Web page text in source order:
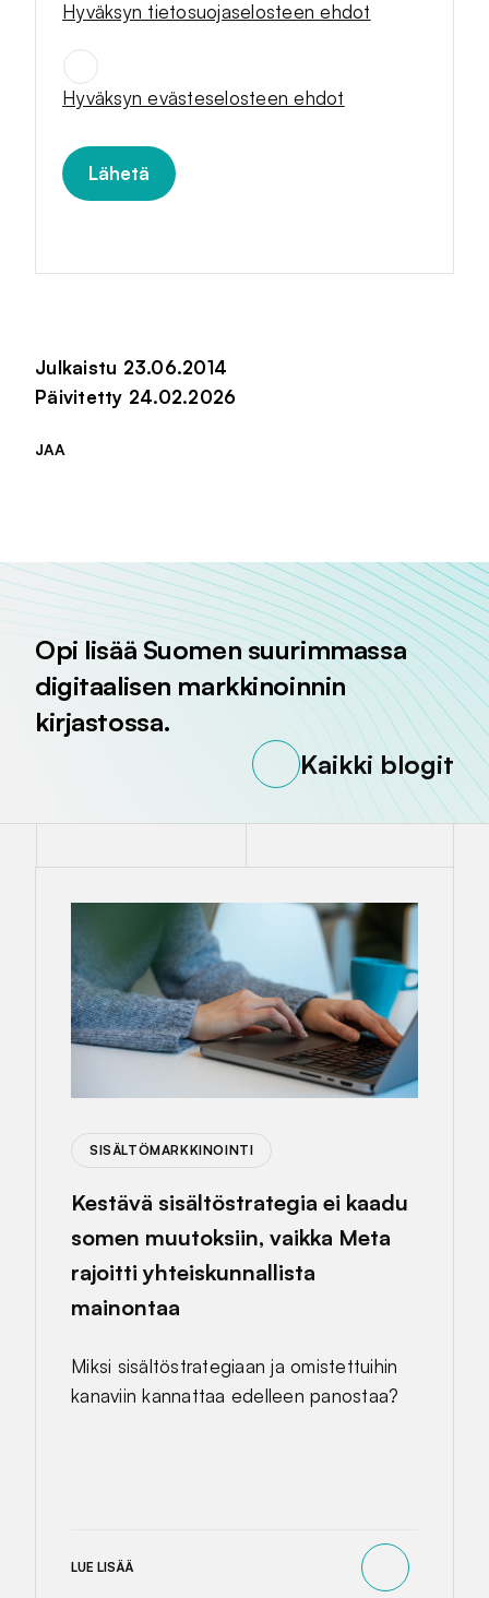
Hyväksyn tietosuojaselosteen ehdot
SUOSTUMUKSET
Hyväksyn evästeselosteen ehdot
Julkaistu 23.06.2014
Päivitetty 24.02.2026
JAA
Opi lisää Suomen suurimmassa
digitaalisen markkinoinnin
kirjastossa.
Kaikki blogit
SISÄLTÖMARKKINOINTI
Kestävä sisältöstrategia ei kaadu
somen muutoksiin, vaikka Meta
rajoitti yhteiskunnallista
mainontaa
Miksi sisältöstrategiaan ja omistettuihin
kanaviin kannattaa edelleen panostaa?
LUE LISÄÄ